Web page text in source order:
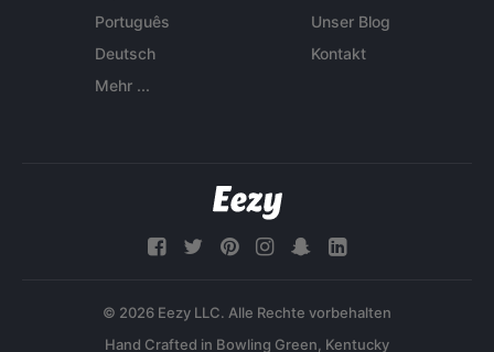
Português
Deutsch
Mehr ...
Unser Blog
Kontakt
© 2026 Eezy LLC. Alle Rechte vorbehalten